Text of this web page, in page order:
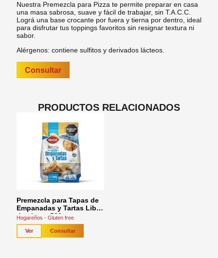
Nuestra Premezcla para Pizza te permite preparar en casa
una masa sabrosa, suave y fácil de trabajar, sin T.A.C.C.
Lográ una base crocante por fuera y tierna por dentro, ideal
para disfrutar tus toppings favoritos sin resignar textura ni
sabor.
Alérgenos: contiene sulfitos y derivados lácteos.
Consultar
PRODUCTOS RELACIONADOS
Premezcla para Tapas de
Empanadas y Tartas Libre
de gluten 500 g
Hogareños - Gluten free
Ver Consultar